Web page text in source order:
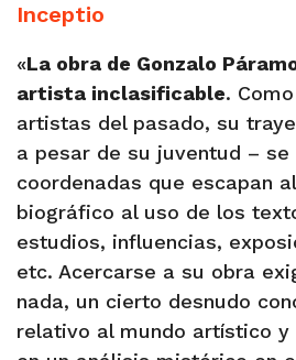
Inceptio
«La obra de Gonzalo
artista inclasificable.
artistas del pasado, su
a pesar de su juventud –
coordenadas que escapan
biográfico al uso de los
estudios, influencias,
etc. Acercarse a su obra
nada, un cierto desnudo
relativo al mundo artístico y